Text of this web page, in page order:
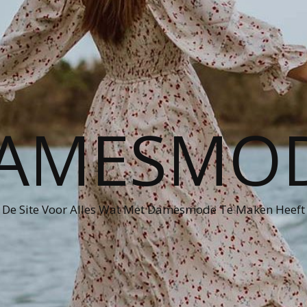
De Site Voor Alles Wat Met Damesmode Te Maken Heeft